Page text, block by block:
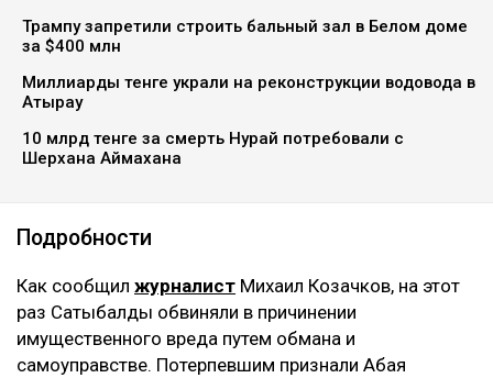
Трампу запретили строить бальный зал в Белом доме
за $400 млн
Миллиарды тенге украли на реконструкции водовода в
Атырау
10 млрд тенге за смерть Нурай потребовали с
Шерхана Аймахана
Подробности
Как сообщил журналист Михаил Козачков, на этот
раз Сатыбалды обвиняли в причинении
имущественного вреда путем обмана и
самоуправстве. Потерпевшим признали Абая